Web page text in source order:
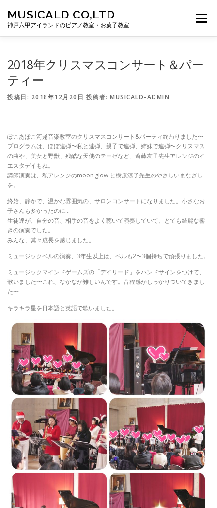
MUSICALD CO,LTD
神戸六甲アイランドのピアノ教室・お菓子教室
メニュー
2018年クリスマスコンサート＆パー
ティー
投稿日: 2018年12月20日 投稿者: MUSICALD-ADMIN
ぽこあぽこ河越音楽教室のクリスマスコンサート&パーティ終わりました〜
プログラムは、ほぼ連弾〜私と連弾、親子で連弾、姉妹で連弾〜クリスマス
の曲や、美女と野獣、残酷な天使のテーゼなど、斎藤友子先生アレンジのイ
エスタデイもね。
講師演奏は、私アレンジのmoon glow と樹原涼子先生のやさしいまなざし
を。
終始、静かで、温かな雰囲気の、サロンコンサートになりました。小さなお
子さんも多かったのに…
生徒達が、自分の音、相手の音をよく聴いて演奏していて、とても綺麗な響
きの演奏でした。
みんな、其々成長を感じました。
ミュージックベルの演奏、3年生以上は、ベルも2〜3個持ちで頑張りました。
ミュージックマインドゲームズの「デイリード」をハンドサインをつけて、
歌いました〜これ、なかなか難しいんです。音程感がしっかりついてきまし
た〜
キラキラ星を日本語と英語で歌いました。